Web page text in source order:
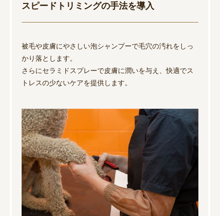
スピードトリミングの手法を導入
被毛や皮膚にやさしい泡シャンプーで毛穴の汚れをしっ
かり落とします。
さらにセラミドスプレーで皮膚に潤いを与え、快適でス
トレスの少ないケアを提供します。